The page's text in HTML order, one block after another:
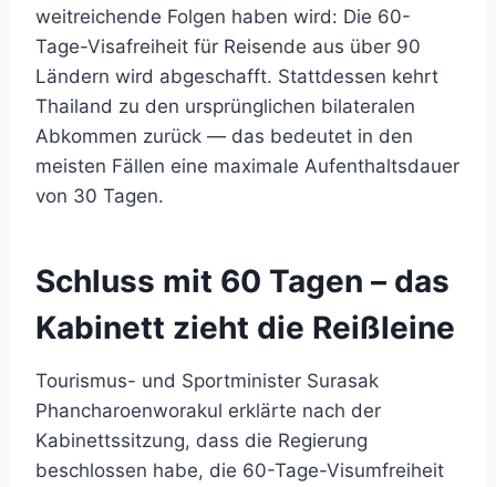
weitreichende Folgen haben wird: Die 60-
Tage-Visafreiheit für Reisende aus über 90
Ländern wird abgeschafft. Stattdessen kehrt
Thailand zu den ursprünglichen bilateralen
Abkommen zurück — das bedeutet in den
meisten Fällen eine maximale Aufenthaltsdauer
von 30 Tagen.
Schluss mit 60 Tagen – das
Kabinett zieht die Reißleine
Tourismus- und Sportminister Surasak
Phancharoenworakul erklärte nach der
Kabinettssitzung, dass die Regierung
beschlossen habe, die 60-Tage-Visumfreiheit